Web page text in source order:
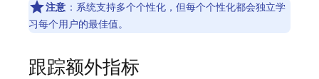
注意 ：系统支持多个个性化，但每个个性化都会独立学
习每个用户的最佳值。
跟踪额外指标